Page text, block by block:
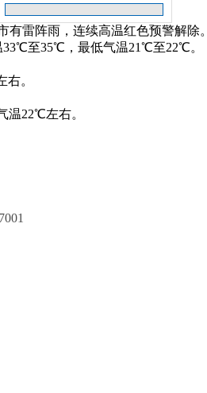
雷阵雨，连续高温红色预警解除。
33℃至35℃，最低气温21℃至22℃。
。
温22℃左右。